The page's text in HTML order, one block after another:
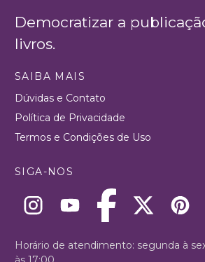
Democratizar a
livros.
SAIBA MAIS
Dúvidas e Contato
Política de Privacidade
Termos e Condições de Uso
SIGA-NOS
Horário de atendimento: segunda à